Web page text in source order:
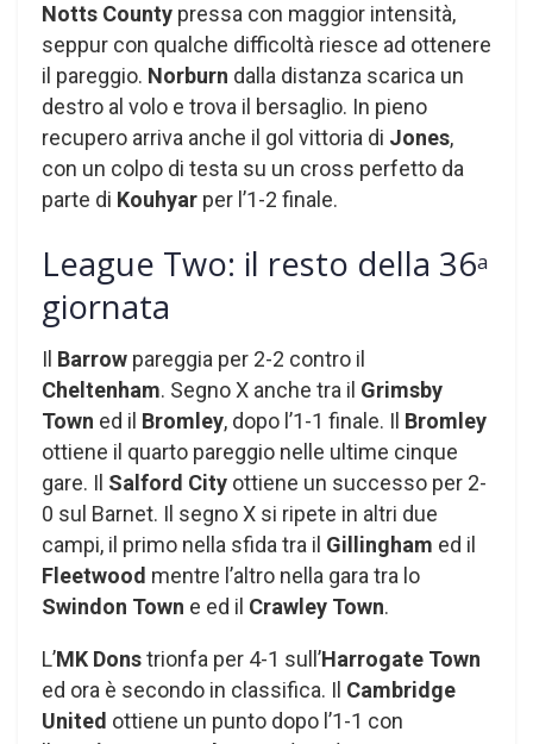
Notts County pressa con maggior intensità,
seppur con qualche difficoltà riesce ad ottenere
il pareggio. Norburn dalla distanza scarica un
destro al volo e trova il bersaglio. In pieno
recupero arriva anche il gol vittoria di Jones,
con un colpo di testa su un cross perfetto da
parte di Kouhyar per l’1-2 finale.
League Two: il resto della 36a
giornata
Il Barrow pareggia per 2-2 contro il
Cheltenham. Segno X anche tra il Grimsby
Town ed il Bromley, dopo l’1-1 finale. Il Bromley
ottiene il quarto pareggio nelle ultime cinque
gare. Il Salford City ottiene un successo per 2-
0 sul Barnet. Il segno X si ripete in altri due
campi, il primo nella sfida tra il Gillingham ed il
Fleetwood mentre l’altro nella gara tra lo
Swindon Town e ed il Crawley Town.
L’MK Donstrionfa per 4-1 sull’Harrogate Town
ed ora è secondo in classifica. Il Cambridge
United ottiene un punto dopo l’1-1 con